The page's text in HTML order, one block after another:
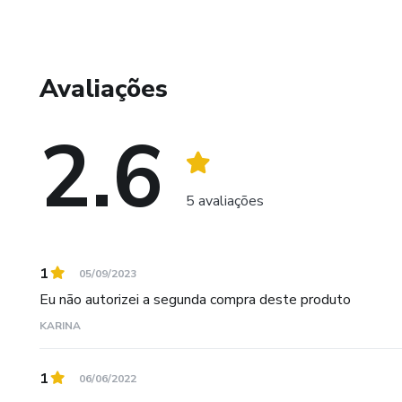
Avaliações
2.6 5 avaliações
1 05/09/2023
Eu não autorizei a segunda compra deste produto
KARINA
1 06/06/2022